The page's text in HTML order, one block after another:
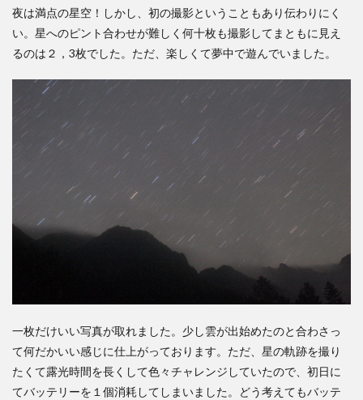
夜は満点の星空！ しかし、初の撮影ということもあり伝わりにく
い。星へのピント合わせが難しく何十枚も撮影してまともに見え
るのは２，3枚でした。ただ、楽しくて夢中で遊んでいました。
一枚だけいい写真が取れました。少し雲が出始めたのと合わさっ
て何だかいい感じに仕上がっております。ただ、星の軌跡を撮り
たくて露光時間を長くして色々チャレンジしていたので、初日に
てバッテリーを１個消耗してしまいました。どう考えてもバッテ